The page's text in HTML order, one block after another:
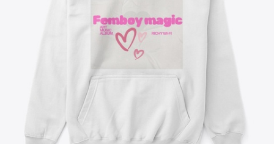
Vendi ovunque
Vendi qualsiasi cosa